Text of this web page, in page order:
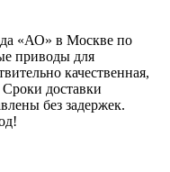
«АО» в Москве по
приводы для
качественная,
Сроки доставки
без задержек.